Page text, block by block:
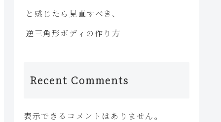
と感じたら見直すべき、
逆三角形ボディの作り方
Recent Comments
表示できるコメントはありません。